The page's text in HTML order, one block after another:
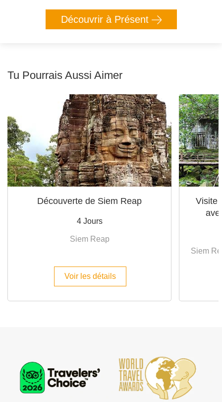
Découvrir à Présent
Tu Pourrais Aussi Aimer
Découverte de Siem Reap
4 Jours
Siem Reap
Voir les détails
Visite
Siem